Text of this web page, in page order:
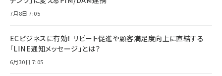
7月8日 7:05
ECビジネスに有効！ リピート促進や顧客満足度向上に直結する
「LINE通知メッセージ」とは？
6月30日 7:05